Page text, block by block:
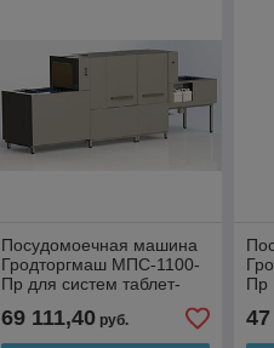
Посудомоечная машина
Гродторгмаш МПС-1100-
Пр для систем таблет-
69 111,40руб.
Пр